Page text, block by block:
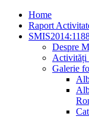
Skip
content
Home
Raport
Despre
Activități
Galerie